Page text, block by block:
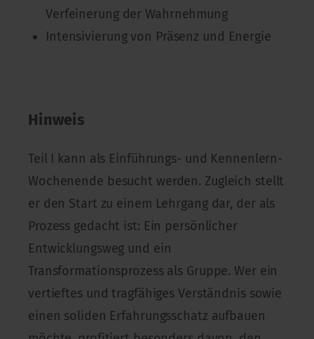
Verfeinerung der Wahrnehmung
Intensivierung von Präsenz und Energie
Hinweis
Teil I kann als Einführungs- und Kennenlern-
Wochenende besucht werden. Zugleich stellt
er den Start zu einem Lehrgang dar, der als
Prozess gedacht ist: Ein persönlicher
Entwicklungsweg und ein
Transformationsprozess als Gruppe. Wer ein
vertieftes und tragfähiges Verständnis sowie
einen soliden Erfahrungsschatz aufbauen